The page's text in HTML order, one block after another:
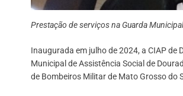
Prestação de serviços na Guarda
Inaugurada em julho de 2024, a CIAP
Municipal de Assistência Social de
de Bombeiros Militar de Mato Grosso do